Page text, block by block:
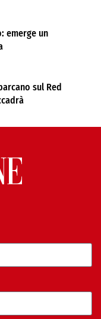
emerge un
sul Red